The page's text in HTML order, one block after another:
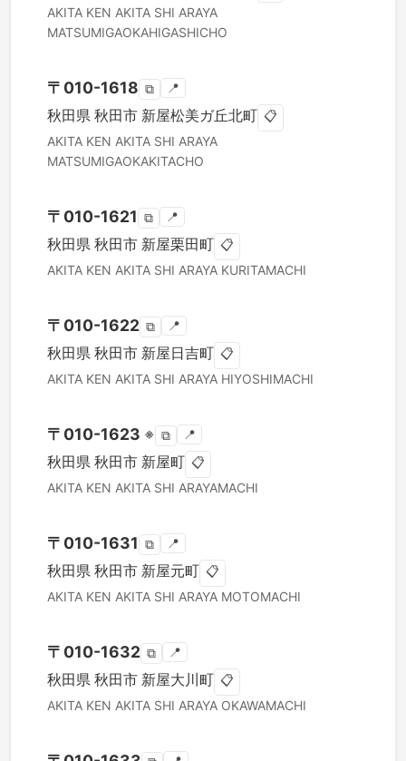
AKITA KEN AKITA SHI ARAYA
MATSUMIGAOKAHIGASHICHO
〒 010-1618 ⧉ 📍
秋田県 秋田市 新屋松美ガ丘北町 📋
AKITA KEN AKITA SHI ARAYA
MATSUMIGAOKAKITACHO
〒 010-1621 ⧉ 📍
秋田県 秋田市 新屋栗田町 📋
AKITA KEN AKITA SHI ARAYA KURITAMACHI
〒 010-1622 ⧉ 📍
秋田県 秋田市 新屋日吉町 📋
AKITA KEN AKITA SHI ARAYA HIYOSHIMACHI
〒 010-1623 ※ ⧉ 📍
秋田県 秋田市 新屋町 📋
AKITA KEN AKITA SHI ARAYAMACHI
〒 010-1631 ⧉ 📍
秋田県 秋田市 新屋元町 📋
AKITA KEN AKITA SHI ARAYA MOTOMACHI
〒 010-1632 ⧉ 📍
秋田県 秋田市 新屋大川町 📋
AKITA KEN AKITA SHI ARAYA OKAWAMACHI